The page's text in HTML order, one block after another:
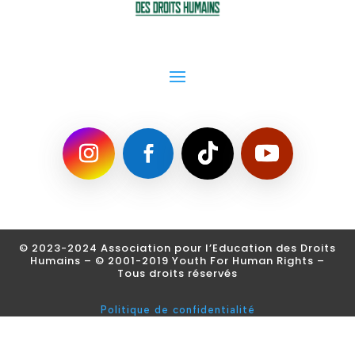
© 2023-2024 Association pour l’Education des Droits
Humains – © 2001-2019 Youth For Human Rights –
Tous droits réservés
Politique de confidentialité